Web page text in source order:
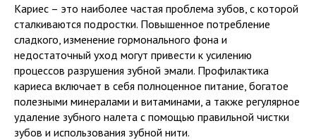
Кариес – это наиболее частая проблема зубов, с которой
сталкиваются подростки. Повышенное потребление
сладкого, изменение гормонального фона и
недостаточный уход могут привести к усилению
процессов разрушения зубной эмали. Профилактика
кариеса включает в себя полноценное питание, богатое
полезными минералами и витаминами, а также регулярное
удаление зубного налета с помощью правильной чистки
зубов и использования зубной нити.